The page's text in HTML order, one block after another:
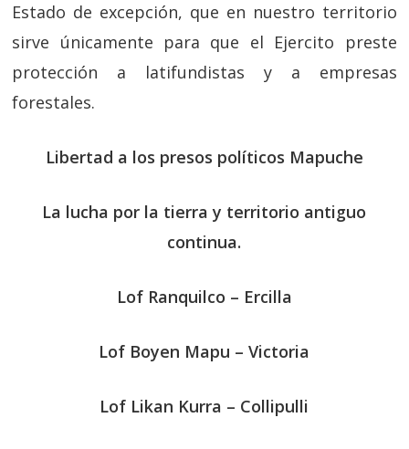
Estado de excepción, que en nuestro territorio
sirve únicamente para que el Ejercito preste
protección a latifundistas y a empresas
forestales.
Libertad a los presos políticos Mapuche
La lucha por la tierra y territorio antiguo
continua.
Lof Ranquilco – Ercilla
Lof Boyen Mapu – Victoria
Lof Likan Kurra – Collipulli